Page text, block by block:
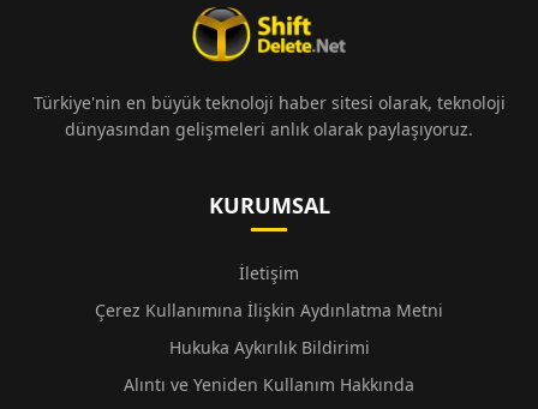
Türkiye'nin en büyük teknoloji haber sitesi olarak, teknoloji
dünyasından gelişmeleri anlık olarak paylaşıyoruz.
KURUMSAL
İletişim
Çerez Kullanımına İlişkin Aydınlatma Metni
Hukuka Aykırılık Bildirimi
Alıntı ve Yeniden Kullanım Hakkında